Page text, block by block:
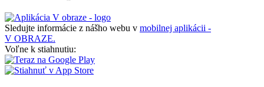
Sledujte informácie z nášho webu v mobilnej aplikácii -
V OBRAZE.
Voľne k stiahnutiu: